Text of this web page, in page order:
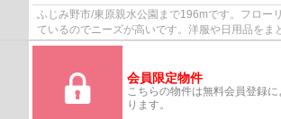
ふじみ野市/東原親水公園まで196mです。フロー
ているのでニーズが高いです。洋服や日用品をま
がついた物件です。ニーズの高い設備である...
会員限定物件
こちらの物件は無料会員登録
ります。